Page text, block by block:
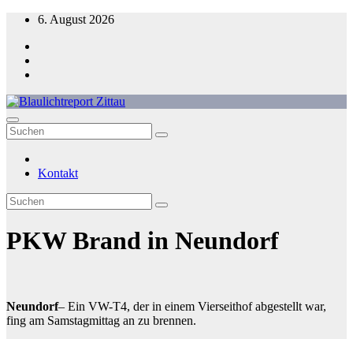
Zum
springen
6. August 2026
Blaulichtreport Zittau
Kontakt
PKW Brand in Neundorf
Neundorf– Ein VW-T4, der in einem Vierseithof abgestellt war,
fing am Samstagmittag an zu brennen.